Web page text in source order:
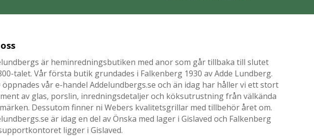
är heminredningsbutiken med anor som går tillbaka till slutet
talet. Vår första butik grundades i Falkenberg 1930 av Adde Lundberg.
öppnades vår e-handel Addelundbergs.se och än idag har håller vi ett stort
av glas, porslin, inredningsdetaljer och köksutrustning från välkända
Dessutom finner ni Webers kvalitetsgrillar med tillbehör året om.
är idag en del av Önska med lager i Gislaved och Falkenberg
ligger i Gislaved.